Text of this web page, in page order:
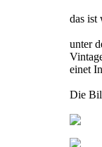
das ist
unter
einet
Die